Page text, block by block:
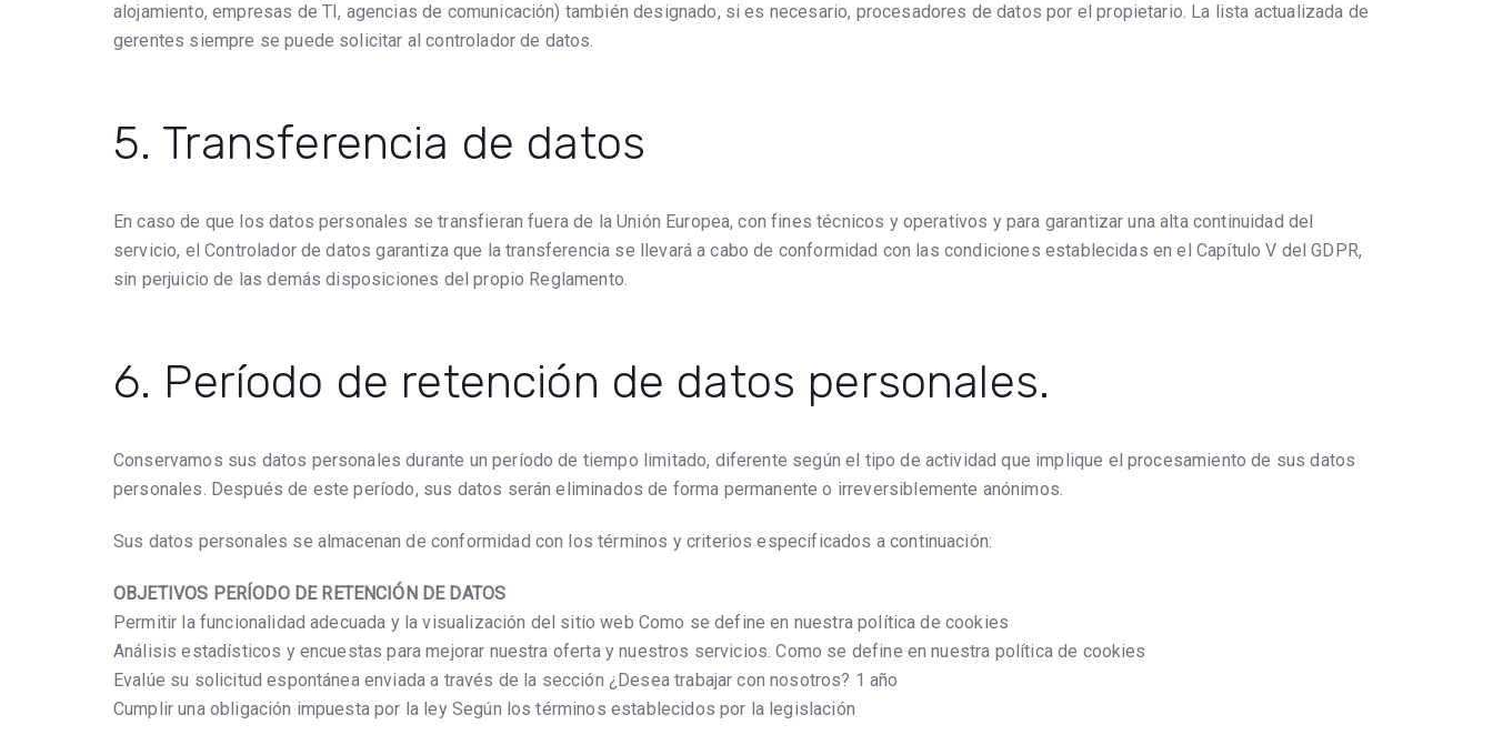
alojamiento, empresas de TI, agencias de comunicación) también designado, si es necesario, procesadores de datos por el propietario. La lista actualizada de
gerentes siempre se puede solicitar al controlador de datos.
5. Transferencia de datos
En caso de que los datos personales se transfieran fuera de la Unión Europea, con fines técnicos y operativos y para garantizar una alta continuidad del
servicio, el Controlador de datos garantiza que la transferencia se llevará a cabo de conformidad con las condiciones establecidas en el Capítulo V del GDPR,
sin perjuicio de las demás disposiciones del propio Reglamento.
6. Período de retención de datos personales.
Conservamos sus datos personales durante un período de tiempo limitado, diferente según el tipo de actividad que implique el procesamiento de sus datos
personales. Después de este período, sus datos serán eliminados de forma permanente o irreversiblemente anónimos.
Sus datos personales se almacenan de conformidad con los términos y criterios especificados a continuación:
OBJETIVOS PERÍODO DE RETENCIÓN DE DATOS
Permitir la funcionalidad adecuada y la visualización del sitio web Como se define en nuestra política de cookies
Análisis estadísticos y encuestas para mejorar nuestra oferta y nuestros servicios. Como se define en nuestra política de cookies
Evalúe su solicitud espontánea enviada a través de la sección ¿Desea trabajar con nosotros? 1 año
Cumplir una obligación impuesta por la ley Según los términos establecidos por la legislación